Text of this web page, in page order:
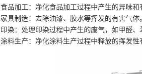
食品加工：净化食品加工过程中产生的异味和
家具制造：去除油漆、胶水等挥发的有害气体。
印染：处理印染过程中产生的废气，如甲醛、
涂料生产：净化涂料生产过程中释放的挥发性